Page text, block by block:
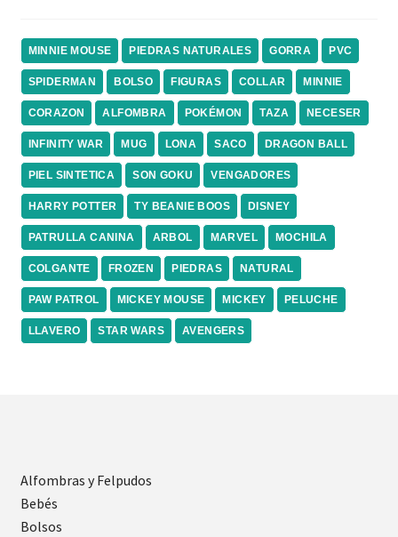
MINNIE MOUSE PIEDRAS NATURALES GORRA PVC
SPIDERMAN BOLSO FIGURAS COLLAR MINNIE
CORAZON ALFOMBRA POKÉMON TAZA NECESER
INFINITY WAR MUG LONA SACO DRAGON BALL
PIEL SINTETICA SON GOKU VENGADORES
HARRY POTTER TY BEANIE BOOS DISNEY
PATRULLA CANINA ARBOL MARVEL MOCHILA
COLGANTE FROZEN PIEDRAS NATURAL
PAW PATROL MICKEY MOUSE MICKEY PELUCHE
LLAVERO STAR WARS AVENGERS
Alfombras y Felpudos
Bebés
Bolsos